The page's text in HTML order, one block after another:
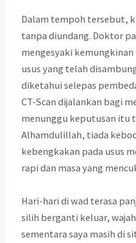
Dalam tempoh tersebut,
tanpa diundang. Doktor
mengesyaki
usus yang telah
diketahui selepas
CT-Scan dijalankan bagi
menunggu keputusan itu
Alhamdulillah, tiada
kebengkakan pada usus
rapi dan masa yang
Hari-hari di wad terasa
silih berganti keluar,
sementara saya masih di